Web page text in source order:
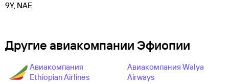
9Y, NAE
Другие авиакомпании Эфиопии
Авиакомпания
Ethiopian Airlines
Авиакомпания Walya
Airways